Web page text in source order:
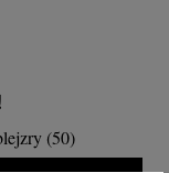
(50)